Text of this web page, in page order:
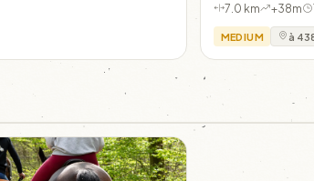
7.0 km +38m
MEDIUM à